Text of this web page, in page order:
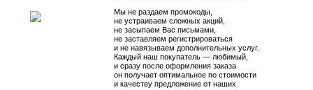
Мы не раздаем промокоды,
не устраиваем сложных акций,
не засыпаем Вас письмами,
не заставляем регистрироваться
и не навязываем дополнительных услуг.
Каждый наш покупатель — любимый,
и сразу после оформления заказа
он получает оптимальное по стоимости
и качеству предложение от наших